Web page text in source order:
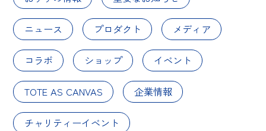
ニュース プロダクト メディア
コラボ ショップ イベント
TOTE AS CANVAS 企業情報
チャリティーイベント